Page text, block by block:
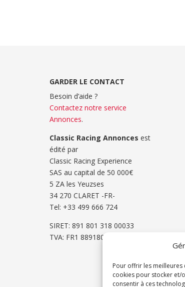
Pour offrir les meilleures
cookies pour stocker et/
consentir à ces
GARDER LE CONTACT
Besoin d’aide ?
Contactez notre service
Annonces.
Classic Racing Annonces est
édité par
Classic Racing Experience
SAS au capital de 50 000€
5 ZA les Yeuzses
34 270 CLARET -FR-
Tel: ‭+33 499 666 724‬
SIRET: 891 801 318 00033
TVA: FR1 8891801318